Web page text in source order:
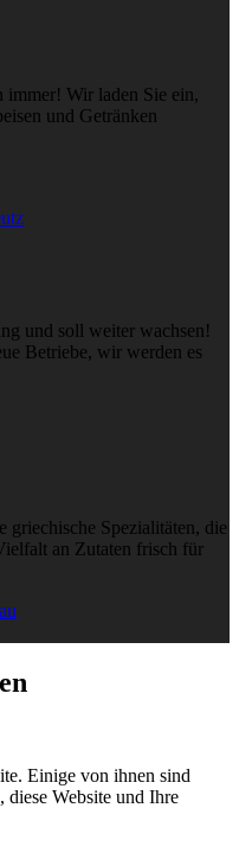
immer! Wir laden Sie ein,
und Getränken
und soll weiter wachsen!
Betriebe, wir werden es
griechische Spezialitäten, die
an Zutaten frisch für
Einige von ihnen sind
diese Website und Ihre